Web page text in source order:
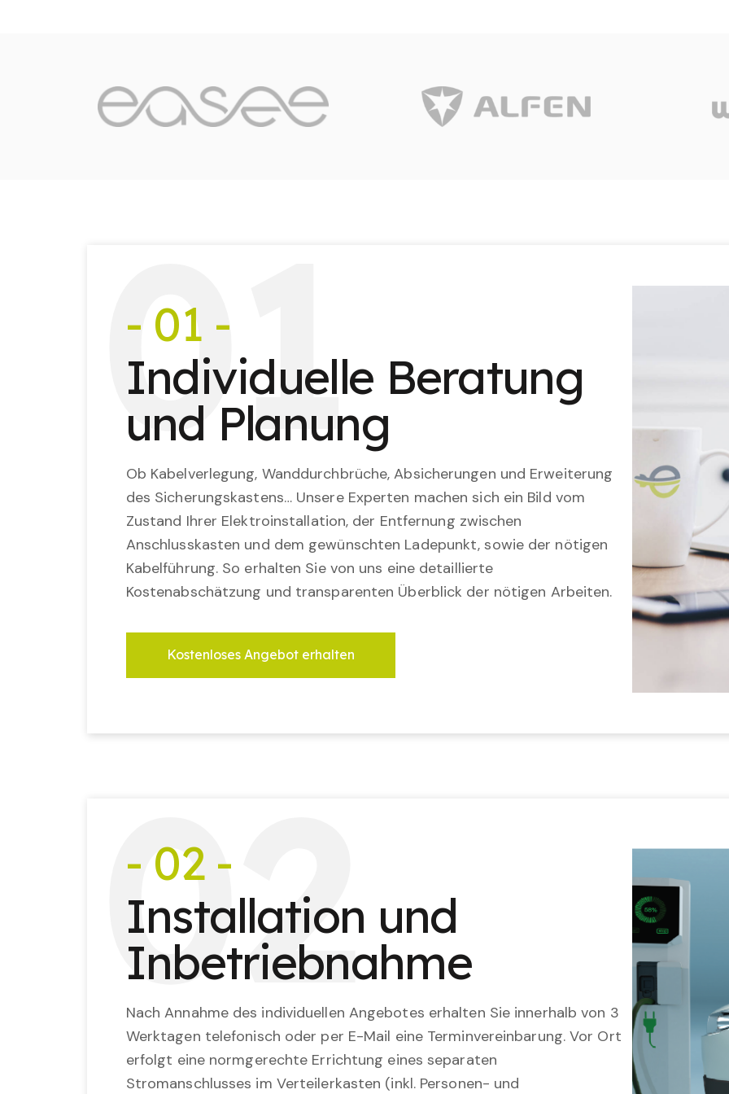
01
- 01 -
Individuelle Beratung
und Planung
Ob Kabelverlegung, Wanddurchbrüche, Absicherungen und Erweiterung
des Sicherungskastens… Unsere Experten machen sich ein Bild vom
Zustand Ihrer Elektroinstallation, der Entfernung zwischen
Anschlusskasten und dem gewünschten Ladepunkt, sowie der nötigen
Kabelführung. So erhalten Sie von uns eine detaillierte
Kostenabschätzung und transparenten Überblick der nötigen Arbeiten.
Kostenloses Angebot erhalten
02
- 02 -
Installation und
Inbetriebnahme
Nach Annahme des individuellen Angebotes erhalten Sie innerhalb von 3
Werktagen telefonisch oder per E-Mail eine Terminvereinbarung. Vor Ort
erfolgt eine normgerechte Errichtung eines separaten
Stromanschlusses im Verteilerkasten (inkl. Personen- und